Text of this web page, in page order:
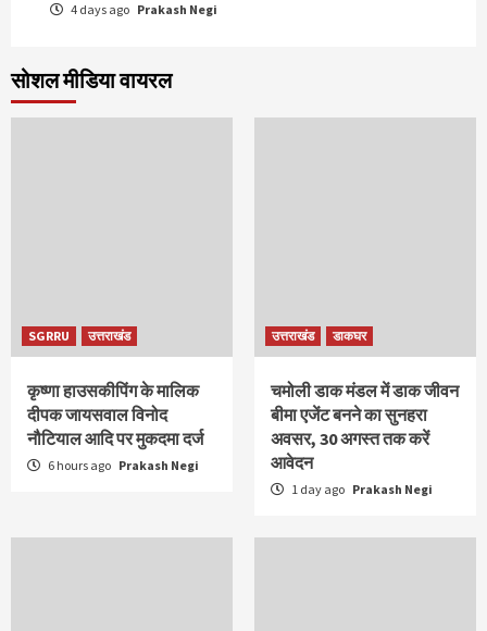
4 days ago Prakash Negi
सोशल मीडिया वायरल
SGRRU उत्तराखंड
कृष्णा हाउसकीपिंग के मालिक
दीपक जायसवाल विनोद
नौटियाल आदि पर मुकदमा दर्ज
6 hours ago Prakash Negi
उत्तराखंड डाकघर
चमोली डाक मंडल में डाक जीवन
बीमा एजेंट बनने का सुनहरा
अवसर, 30 अगस्त तक करें
आवेदन
1 day ago Prakash Negi